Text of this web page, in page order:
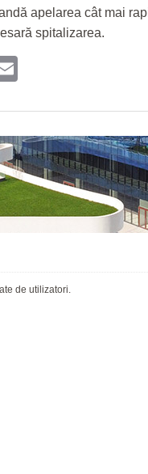
apelarea cât mai
spitalizarea.
de utilizatori.